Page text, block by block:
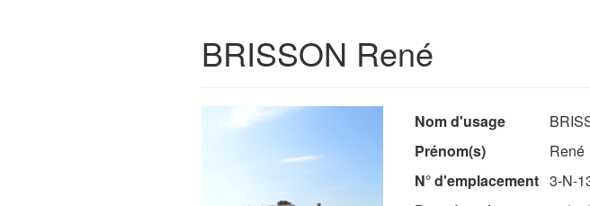
BRISSON René
Nom d'usage
Prénom(s)
René
N° d'emplacement 3-N-